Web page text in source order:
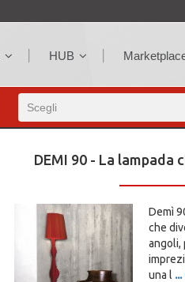
HUB
DEMI 90 - La lampada
Demì
che
angoli,
una l